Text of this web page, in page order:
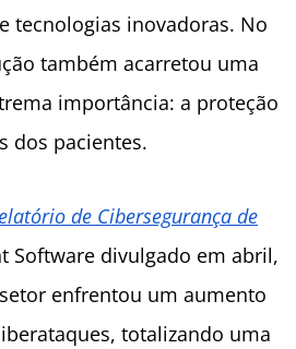
tecnologias inovadoras. No
também acarretou uma
importância: a proteção
dos pacientes.
de Cibersegurança de
Software divulgado em abril,
enfrentou um aumento
totalizando uma